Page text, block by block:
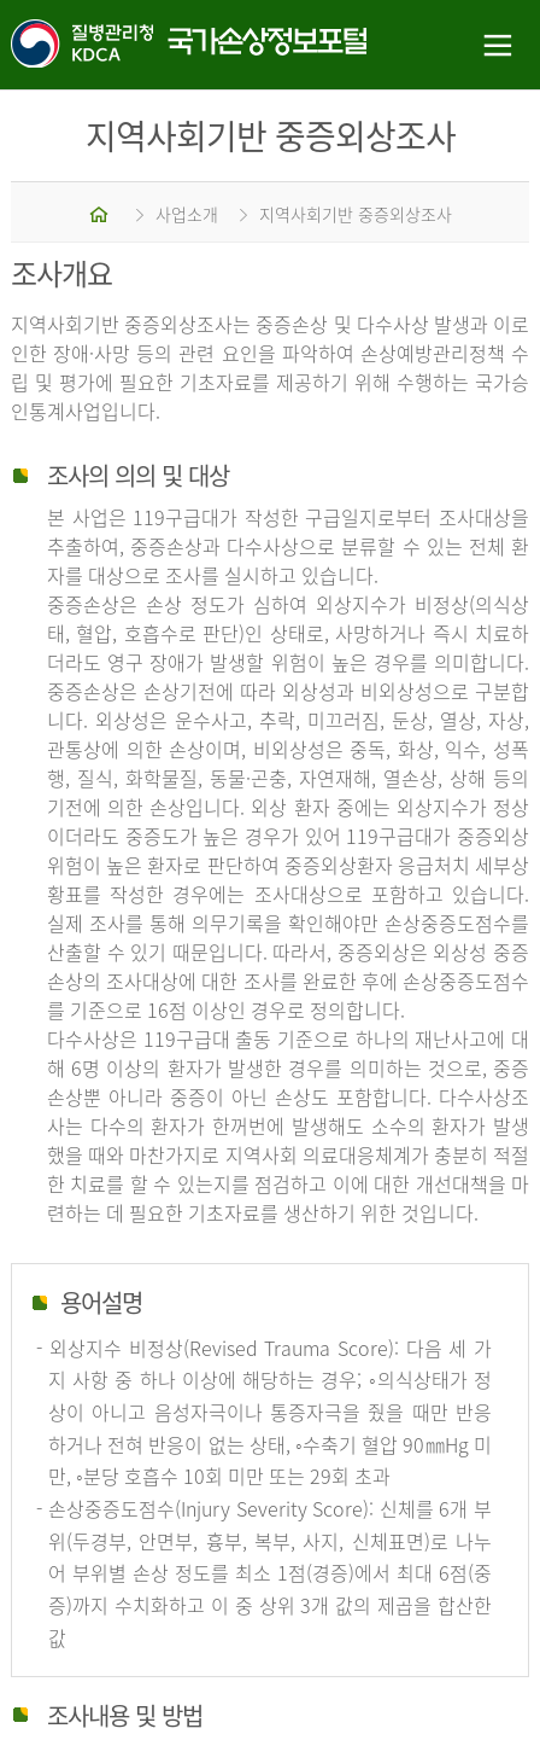
지역사회기반 중증외상조사
홈 사업소개 지역사회기반 중증외상조사
조사개요
지역사회기반 중증외상조사는 중증손상 및 다수사상 발생과 이로
인한 장애·사망 등의 관련 요인을 파악하여 손상예방관리정책 수
립 및 평가에 필요한 기초자료를 제공하기 위해 수행하는 국가승
인통계사업입니다.
조사의 의의 및 대상
본 사업은 119구급대가 작성한 구급일지로부터 조사대상을
추출하여, 중증손상과 다수사상으로 분류할 수 있는 전체 환
자를 대상으로 조사를 실시하고 있습니다.
중증손상은 손상 정도가 심하여 외상지수가 비정상(의식상
태, 혈압, 호흡수로 판단)인 상태로, 사망하거나 즉시 치료하
더라도 영구 장애가 발생할 위험이 높은 경우를 의미합니다.
중증손상은 손상기전에 따라 외상성과 비외상성으로 구분합
니다. 외상성은 운수사고, 추락, 미끄러짐, 둔상, 열상, 자상,
관통상에 의한 손상이며, 비외상성은 중독, 화상, 익수, 성폭
행, 질식, 화학물질, 동물·곤충, 자연재해, 열손상, 상해 등의
기전에 의한 손상입니다. 외상 환자 중에는 외상지수가 정상
이더라도 중증도가 높은 경우가 있어 119구급대가 중증외상
위험이 높은 환자로 판단하여 중증외상환자 응급처치 세부상
황표를 작성한 경우에는 조사대상으로 포함하고 있습니다.
실제 조사를 통해 의무기록을 확인해야만 손상중증도점수를
산출할 수 있기 때문입니다. 따라서, 중증외상은 외상성 중증
손상의 조사대상에 대한 조사를 완료한 후에 손상중증도점수
를 기준으로 16점 이상인 경우로 정의합니다.
다수사상은 119구급대 출동 기준으로 하나의 재난사고에 대
해 6명 이상의 환자가 발생한 경우를 의미하는 것으로, 중증
손상뿐 아니라 중증이 아닌 손상도 포함합니다. 다수사상조
사는 다수의 환자가 한꺼번에 발생해도 소수의 환자가 발생
했을 때와 마찬가지로 지역사회 의료대응체계가 충분히 적절
한 치료를 할 수 있는지를 점검하고 이에 대한 개선대책을 마
련하는 데 필요한 기초자료를 생산하기 위한 것입니다.
용어설명
- 외상지수 비정상(Revised Trauma Score): 다음 세 가
지 사항 중 하나 이상에 해당하는 경우; ◦의식상태가 정
상이 아니고 음성자극이나 통증자극을 줬을 때만 반응
하거나 전혀 반응이 없는 상태, ◦수축기 혈압 90㎜Hg 미
만, ◦분당 호흡수 10회 미만 또는 29회 초과
- 손상중증도점수(Injury Severity Score): 신체를 6개 부
위(두경부, 안면부, 흉부, 복부, 사지, 신체표면)로 나누
어 부위별 손상 정도를 최소 1점(경증)에서 최대 6점(중
증)까지 수치화하고 이 중 상위 3개 값의 제곱을 합산한
값
조사내용 및 방법